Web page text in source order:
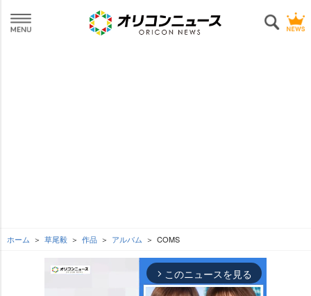
ホーム 草尾毅 作品 アルバム COMS
arrow_forward_ios このニュースを見る